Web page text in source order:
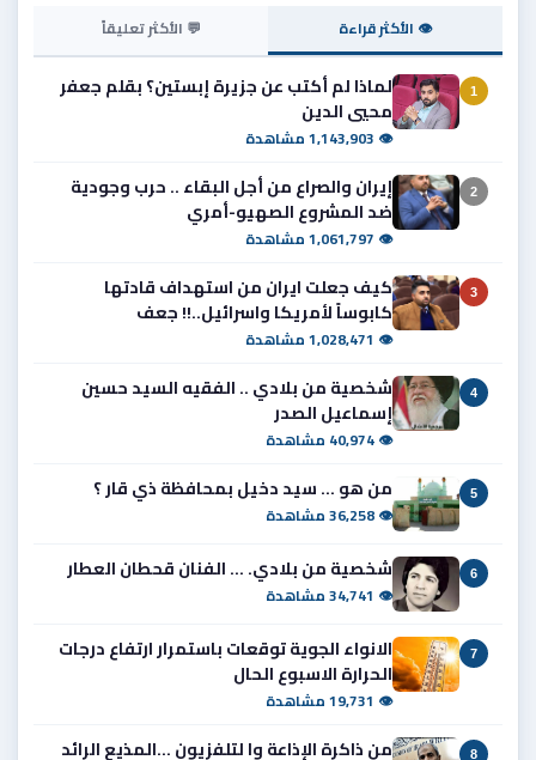
👁 الأكثر قراءة 💬 الأكثر تعليقاً
1
لماذا لم أكتب عن جزيرة إبستين؟ بقلم جعفر
محيي الدين
👁 1,143,903 مشاهدة
2
إيران والصراع من أجل البقاء .. حرب وجودية
ضد المشروع الصهيو-أمري
👁 1,061,797 مشاهدة
3
كيف جعلت ايران من استهداف قادتها
كابوساً لأمريكا واسرائيل..!! جعف
👁 1,028,471 مشاهدة
4
شخصية من بلادي .. الفقيه السيد حسين
إسماعيل الصدر
👁 40,974 مشاهدة
5 من هو ... سيد دخيل بمحافظة ذي قار ؟
👁 36,258 مشاهدة
6 شخصية من بلادي. ... الفنان قحطان العطار
👁 34,741 مشاهدة
7
الانواء الجوية توقعات باستمرار ارتفاع درجات
الحرارة الاسبوع الحال
👁 19,731 مشاهدة
8
من ذاكرة الإذاعة وا لتلفزيون ...المذيع الرائد